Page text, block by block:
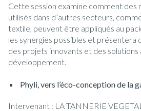
Cette session examine comment des
utilisés dans d’autres secteurs,
textile, peuvent être appliqués au
les synergies possibles et présentera
des projets innovants et des
développement.
Phyli, vers l’éco-conception de la
Intervenant : LA TANNERIE